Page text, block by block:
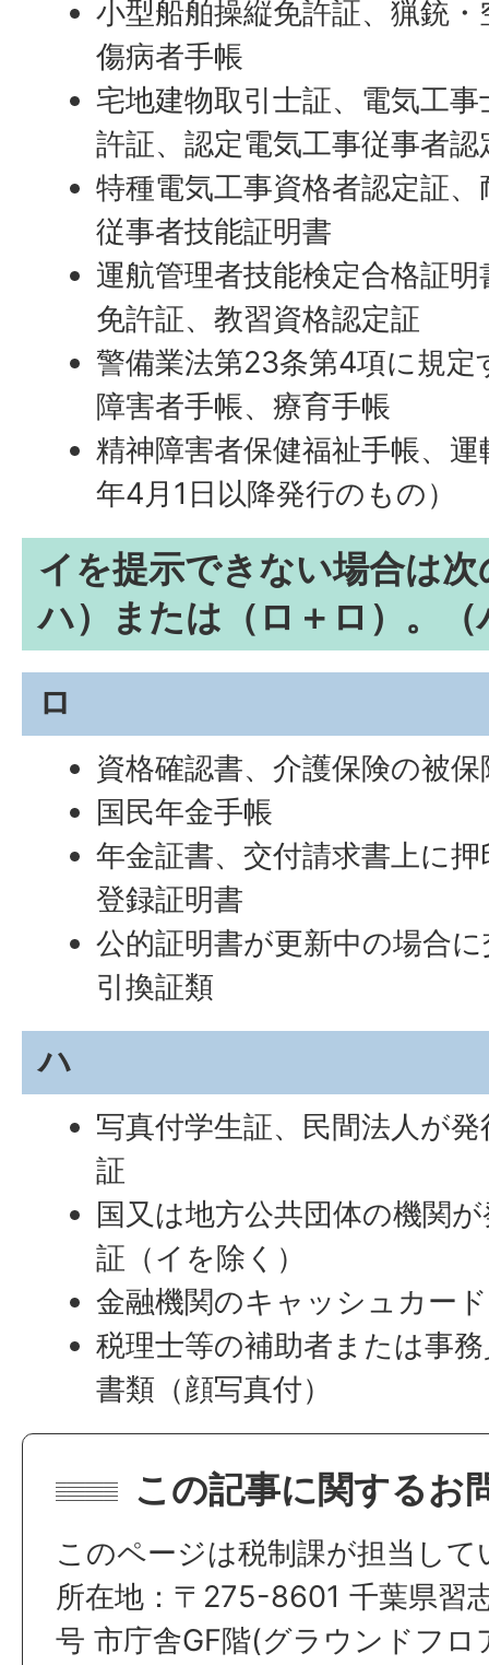
小型船舶操縦免許証、猟銃
傷病者手帳
宅地建物取引士証、電気工
許証、認定電気工事従事者認
特種電気工事資格者認定証
従事者技能証明書
運航管理者技能検定合格証
免許証、教習資格認定証
警備業法第23条第4項に規定
障害者手帳、療育手帳
精神障害者保健福祉手帳、
年4月1日以降発行のもの）
イを提示できない場合は
ハ）または（ロ＋ロ）。
ロ
資格確認書、介護保険の被保
国民年金手帳
年金証書、交付請求書上に
登録証明書
公的証明書が更新中の場合
引換証類
ハ
写真付学生証、民間法人が
証
国又は地方公共団体の機関
証（イを除く）
金融機関のキャッシュカー
税理士等の補助者または事
書類（顔写真付）
この記事に関するお
このページは税制課が担当して
所在地：〒275-8601 千葉県習
号 市庁舎GF階(グラウンドフロ